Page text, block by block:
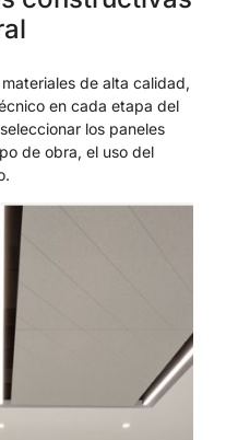
de alta calidad,
en cada etapa del
los paneles
de obra, el uso del